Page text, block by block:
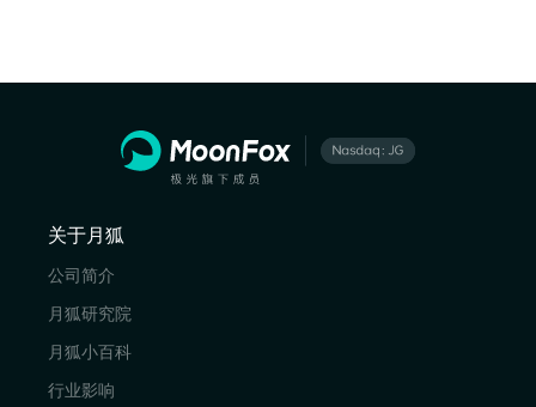
关于月狐
公司简介
月狐研究院
月狐小百科
行业影响